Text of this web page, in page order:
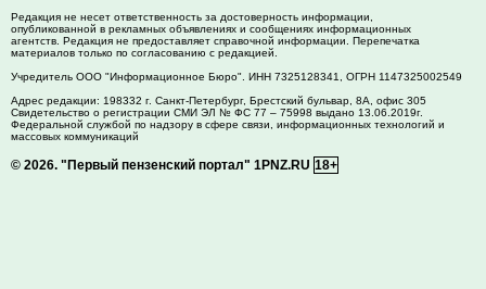
Редакция не несет ответственность за достоверность информации,
опубликованной в рекламных объявлениях и сообщениях информационных
агентств. Редакция не предоставляет справочной информации. Перепечатка
материалов только по согласованию с редакцией.
Учредитель ООО "Информационное Бюро". ИНН 7325128341, ОГРН 1147325002549
Адрес редакции: 198332 г. Санкт-Петербург, Брестский бульвар, 8А, офис 305
Свидетельство о регистрации СМИ ЭЛ № ФС 77 – 75998 выдано 13.06.2019г.
Федеральной службой по надзору в сфере связи, информационных технологий и
массовых коммуникаций
© 2026. "Первый пензенский портал" 1PNZ.RU 18+